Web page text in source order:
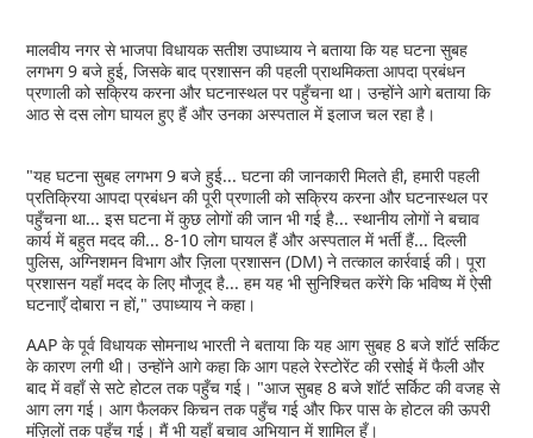
मालवीय नगर से भाजपा विधायक सतीश उपाध्याय ने बताया कि यह घटना सुबह
लगभग 9 बजे हुई, जिसके बाद प्रशासन की पहली प्राथमिकता आपदा प्रबंधन
प्रणाली को सक्रिय करना और घटनास्थल पर पहुँचना था। उन्होंने आगे बताया कि
आठ से दस लोग घायल हुए हैं और उनका अस्पताल में इलाज चल रहा है।
"यह घटना सुबह लगभग 9 बजे हुई... घटना की जानकारी मिलते ही, हमारी पहली
प्रतिक्रिया आपदा प्रबंधन की पूरी प्रणाली को सक्रिय करना और घटनास्थल पर
पहुँचना था... इस घटना में कुछ लोगों की जान भी गई है... स्थानीय लोगों ने बचाव
कार्य में बहुत मदद की... 8-10 लोग घायल हैं और अस्पताल में भर्ती हैं... दिल्ली
पुलिस, अग्निशमन विभाग और ज़िला प्रशासन (DM) ने तत्काल कार्रवाई की। पूरा
प्रशासन यहाँ मदद के लिए मौजूद है... हम यह भी सुनिश्चित करेंगे कि भविष्य में ऐसी
घटनाएँ दोबारा न हों," उपाध्याय ने कहा।
AAP के पूर्व विधायक सोमनाथ भारती ने बताया कि यह आग सुबह 8 बजे शॉर्ट सर्किट
के कारण लगी थी। उन्होंने आगे कहा कि आग पहले रेस्टोरेंट की रसोई में फैली और
बाद में वहाँ से सटे होटल तक पहुँच गई। "आज सुबह 8 बजे शॉर्ट सर्किट की वजह से
आग लग गई। आग फैलकर किचन तक पहुँच गई और फिर पास के होटल की ऊपरी
मंज़िलों तक पहुँच गई। मैं भी यहाँ बचाव अभियान में शामिल हूँ।